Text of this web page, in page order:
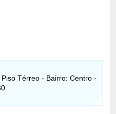
Térreo - Bairro: Centro -